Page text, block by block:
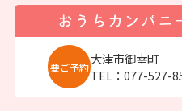
要ご予約
大津市御幸町
TEL：077-527-